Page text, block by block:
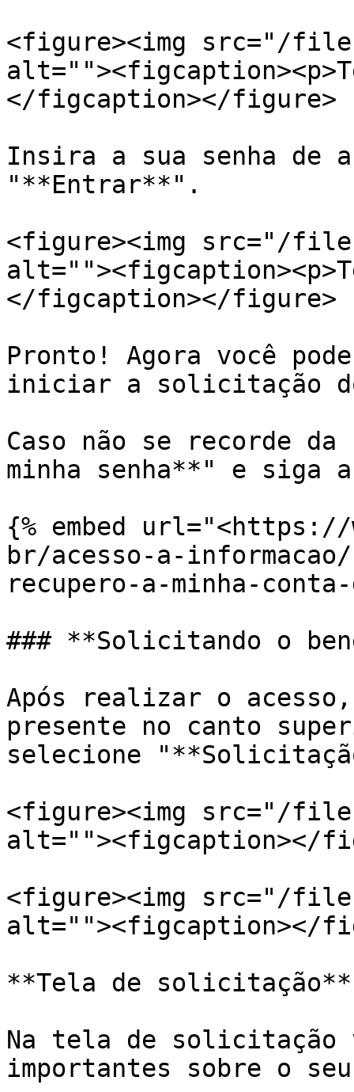
<figure><img src="/
</figcaption></figure>
Insira a sua senha de
"**Entrar**".
<figure><img src="/files/
</figcaption></figure>
Pronto! Agora você
iniciar a solicitação
Caso não se recorde
minha senha**" e siga
{% embed
br/acesso-a-
recupero-a-minha-
### **Solicitando o
Após realizar o
presente no canto
selecione
<figure><img src="/
alt=""><figcaption></
<figure><img src="/
alt=""><figcaption></
**Tela de solicitação**
Na tela de solicitação
importantes sobre o